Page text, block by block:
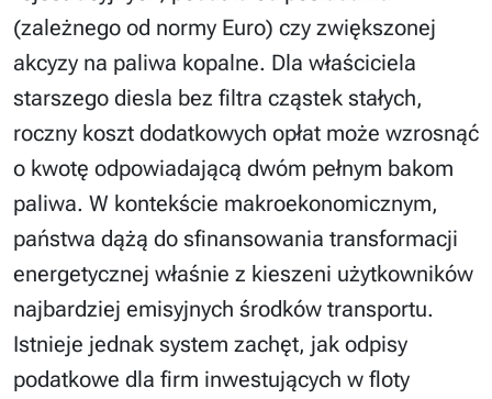
(zależnego od normy Euro) czy zwiększonej
akcyzy na paliwa kopalne. Dla właściciela
starszego diesla bez filtra cząstek stałych,
roczny koszt dodatkowych opłat może wzrosnąć
o kwotę odpowiadającą dwóm pełnym bakom
paliwa. W kontekście makroekonomicznym,
państwa dążą do sfinansowania transformacji
energetycznej właśnie z kieszeni użytkowników
najbardziej emisyjnych środków transportu.
Istnieje jednak system zachęt, jak odpisy
podatkowe dla firm inwestujących w floty